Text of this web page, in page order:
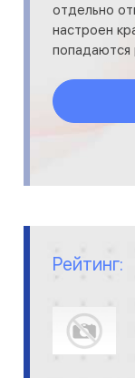
отдельно
настроен
попадаются
Рейтинг: